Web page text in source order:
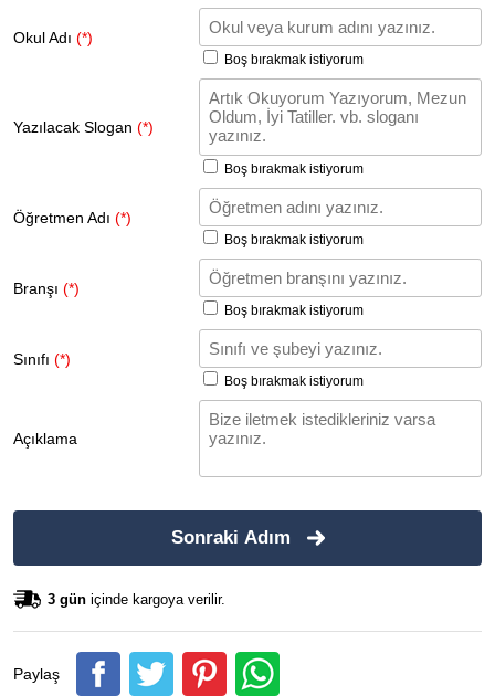
Okul Adı (*)
Boş bırakmak istiyorum
Yazılacak Slogan (*)
Boş bırakmak istiyorum
Öğretmen Adı (*)
Boş bırakmak istiyorum
Branşı (*)
Boş bırakmak istiyorum
Sınıfı (*)
Boş bırakmak istiyorum
Açıklama
Sonraki Adım
3 gün içinde kargoya verilir.
Paylaş